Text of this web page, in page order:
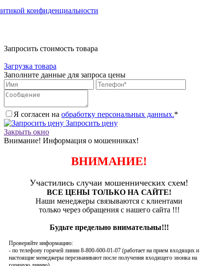
конфиденциальности
Запросить стоимость товара
Загрузка товара
Заполните данные для запроса цены
Я согласен на обработку персональных данных.*
Запросить цену
Закрыть окно
Внимание! Информация о мошенниках!
ВНИМАНИЕ!
Участились случаи мошеннических схем!
ВСЕ ЦЕНЫ ТОЛЬКО НА САЙТЕ!
Наши менеджеры связываются с клиентами
только через обращения с нашего сайта !!!
Будьте предельно внимательны!!!
Проверяйте информацию:
- по телефону горячей линии 8-800-600-01-07 (работает на прием входящих и
настоящие менеджеры перезванивают после получения входящего звонка на